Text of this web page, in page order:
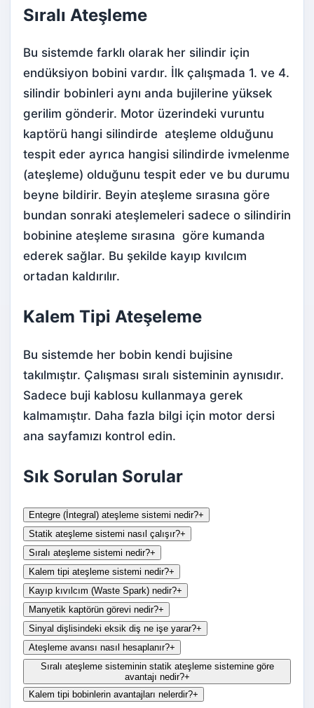
Sıralı Ateşleme
Bu sistemde farklı olarak her silindir için
endüksiyon bobini vardır. İlk çalışmada 1. ve 4.
silindir bobinleri aynı anda bujilerine yüksek
gerilim gönderir. Motor üzerindeki vuruntu
kaptörü hangi silindirde ateşleme olduğunu
tespit eder ayrıca hangisi silindirde ivmelenme
(ateşleme) olduğunu tespit eder ve bu durumu
beyne bildirir. Beyin ateşleme sırasına göre
bundan sonraki ateşlemeleri sadece o silindirin
bobinine ateşleme sırasına göre kumanda
ederek sağlar. Bu şekilde kayıp kıvılcım
ortadan kaldırılır.
Kalem Tipi Ateşeleme
Bu sistemde her bobin kendi bujisine
takılmıştır. Çalışması sıralı sisteminin aynısıdır.
Sadece buji kablosu kullanmaya gerek
kalmamıştır. Daha fazla bilgi için motor dersi
ana sayfamızı kontrol edin.
Sık Sorulan Sorular
Entegre (İntegral) ateşleme sistemi nedir?+
Statik ateşleme sistemi nasıl çalışır?+
Sıralı ateşleme sistemi nedir?+
Kalem tipi ateşleme sistemi nedir?+
Kayıp kıvılcım (Waste Spark) nedir?+
Manyetik kaptörün görevi nedir?+
Sinyal dişlisindeki eksik diş ne işe yarar?+
Ateşleme avansı nasıl hesaplanır?+
Sıralı ateşleme sisteminin statik ateşleme sistemine göre
avantajı nedir?+
Kalem tipi bobinlerin avantajları nelerdir?+